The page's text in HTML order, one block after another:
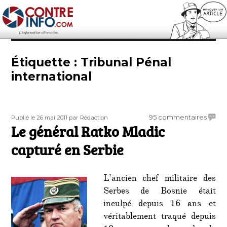
Contre-Info
Étiquette : Tribunal Pénal
international
Publié
le
Publié le 26 mai 2011 Auteur
par Rédaction 95 commentairessur
en
Le général Ratko Mladic
capturé en Serbie
L’ancien chef militaire des
Serbes de Bosnie était
inculpé depuis 16 ans et
véritablement traqué depuis